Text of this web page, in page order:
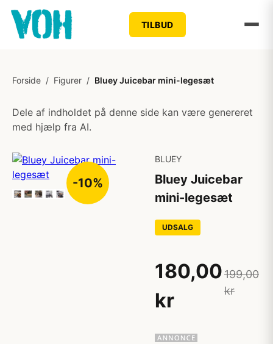
TILBUD
Forside / Figurer / Bluey Juicebar mini-legesæt
Dele af indholdet på denne side kan være genereret
med hjælp fra AI.
-10%
BLUEY
Bluey Juicebar
mini-legesæt
UDSALG
180,00
kr
199,00
kr